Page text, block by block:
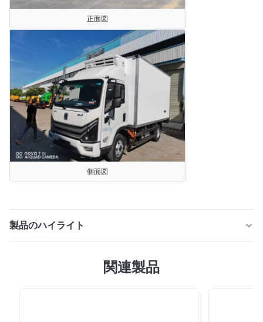
正面図
側面図
製品のハイライト
備えたトップマウントトラック冷却システム。環境に優し
関連製品